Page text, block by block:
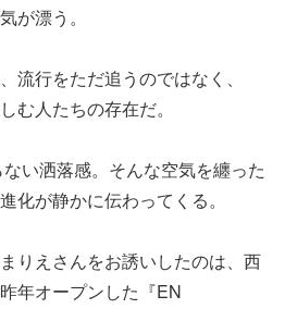
が漂う。
流行をただ追うのではなく、
む人たちの存在だ。
い洒落感。そんな空気を纏った
化が静かに伝わってくる。
りえさんをお誘いしたのは、西
年オープンした『EN